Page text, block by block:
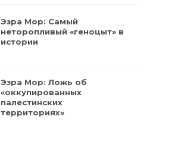
Эзра Мор: Самый
неторопливый «геноцыт» в
истории
Эзра Мор: Ложь об
«оккупированных
палестинских
территориях»